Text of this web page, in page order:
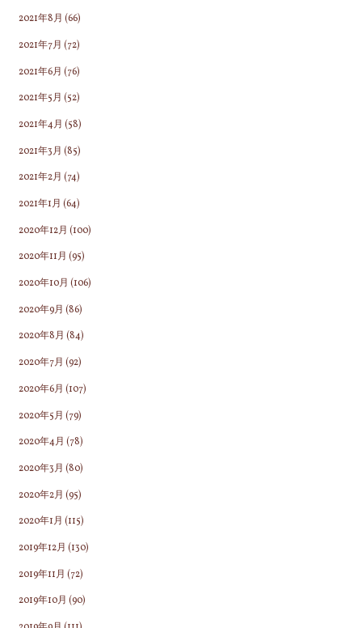
2021年8月 (66)
2021年7月 (72)
2021年6月 (76)
2021年5月 (52)
2021年4月 (58)
2021年3月 (85)
2021年2月 (74)
2021年1月 (64)
2020年12月 (100)
2020年11月 (95)
2020年10月 (106)
2020年9月 (86)
2020年8月 (84)
2020年7月 (92)
2020年6月 (107)
2020年5月 (79)
2020年4月 (78)
2020年3月 (80)
2020年2月 (95)
2020年1月 (115)
2019年12月 (130)
2019年11月 (72)
2019年10月 (90)